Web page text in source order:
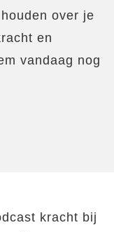
over je
en
vandaag nog
kracht bij